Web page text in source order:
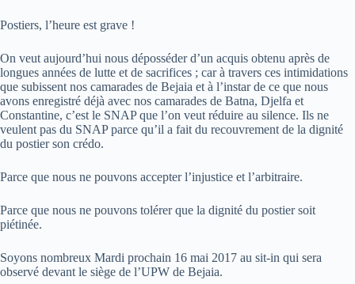
Postiers, l’heure est grave !
On veut aujourd’hui nous déposséder d’un acquis obtenu après de
longues années de lutte et de sacrifices ; car à travers ces intimidations
que subissent nos camarades de Bejaia et à l’instar de ce que nous
avons enregistré déjà avec nos camarades de Batna, Djelfa et
Constantine, c’est le SNAP que l’on veut réduire au silence. Ils ne
veulent pas du SNAP parce qu’il a fait du recouvrement de la dignité
du postier son crédo.
Parce que nous ne pouvons accepter l’injustice et l’arbitraire.
Parce que nous ne pouvons tolérer que la dignité du postier soit
piétinée.
Soyons nombreux Mardi prochain 16 mai 2017 au sit-in qui sera
observé devant le siège de l’UPW de Bejaia.